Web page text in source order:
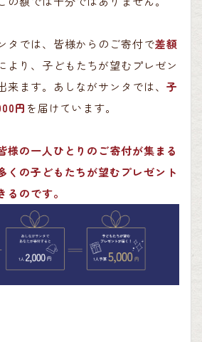
タでは、皆様からのご寄付で差額
より、子どもたちが望むプレゼン
来ます。あしながサンタでは、 子
円 を届けています。
様の一人ひとりのご寄付が集まる
くの子どもたちが望むプレゼント
るのです。